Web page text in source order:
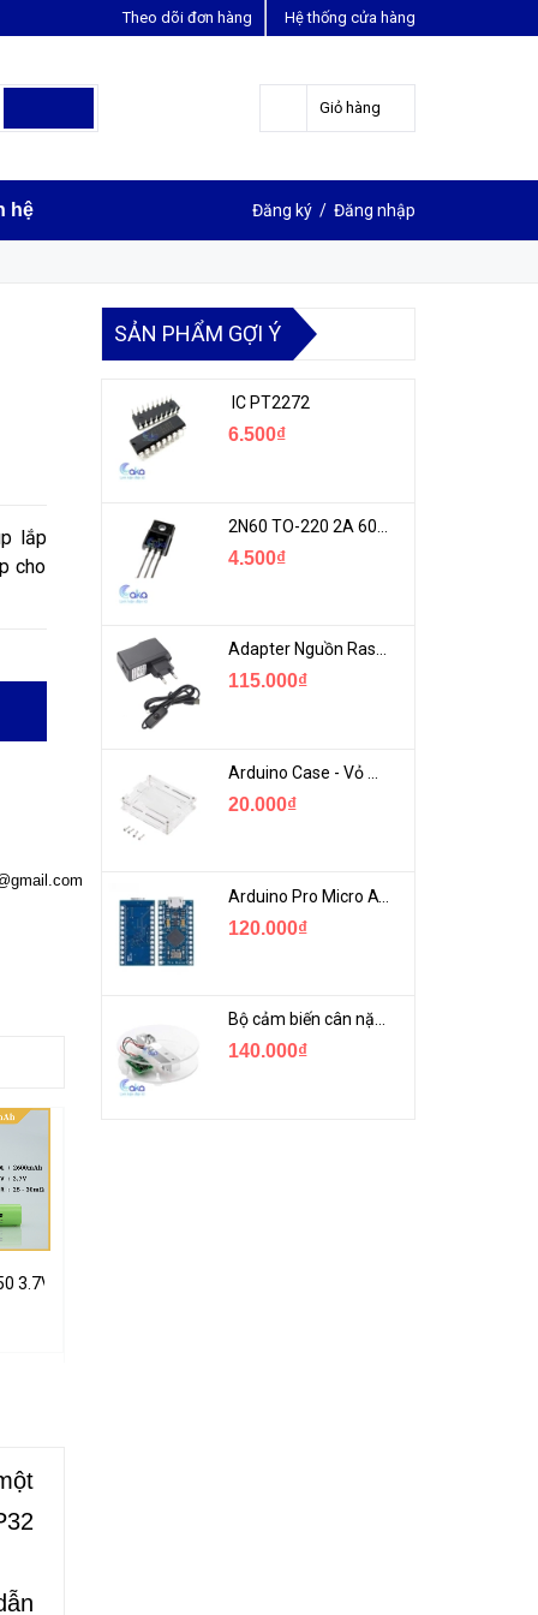
Hệ thống cửa hàng
Theo dõi đơn hàng
Giỏ hàng
hệ Đăng ký / Đăng nhập
lắp
cho
LIÊN HỆ ĐẶT HÀNG
tải cao
3.7V 2600mah đầu nhọn sử dụng cho đèn pin cầm tay, micro...
SẢN PHẨM GỢI Ý
IC PT2272
6.500₫
4.500₫
Adapter Nguồn Raspberry 5V 2.5A - USB Micro Có Công Tắc
115.000₫
20.000₫
Arduino Pro Micro ATmega32U4 USB Mini
120.000₫
Bộ cảm biến cân nặng loadcell 1KG khung mica
140.000₫